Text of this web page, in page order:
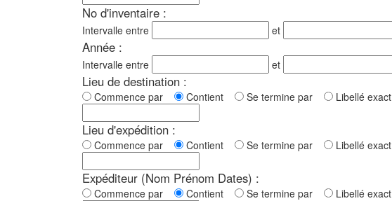
No d'inventaire :
Intervalle entre et
Année :
Intervalle entre et
Lieu de destination :
Commence par Contient Se termine par Libellé exact
Lieu d'expédition :
Commence par Contient Se termine par Libellé exact
Expéditeur (Nom Prénom Dates) :
Commence par Contient Se termine par Libellé exact